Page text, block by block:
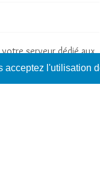
acceptez
serveur dédié aux
au bon